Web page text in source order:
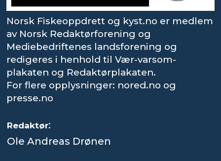
Norsk Fiskeoppdrett og kyst.no er medlem
av Norsk Redaktørforening og
Mediebedriftenes landsforening og
redigeres i henhold til Vær-varsom-
plakaten og Redaktørplakaten.
For flere opplysninger: nored.no og
presse.no
Redaktør:
Ole Andreas Drønen